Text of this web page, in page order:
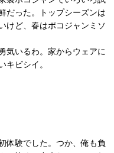
だった。トップシーズンは
けど、春はポコジャンミソ
気いるわ。家からウェアに
ビシイ。
体験でした。つか、俺も負